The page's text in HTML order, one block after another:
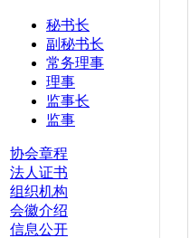
秘书长
副秘书长
常务理事
理事
监事长
监事
协会章程
法人证书
组织机构
会徽介绍
信息公开